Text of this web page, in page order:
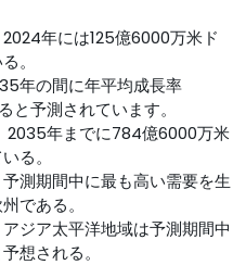
年には125億6000万米ド
。
年の間に年平均成長率
と予測されています。
2035年までに784億6000万米
る。
測期間中に最も高い需要を生
である。
ジア太平洋地域は予測期間中
想される。